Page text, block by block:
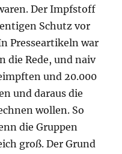
Der Impfstoff
Schutz vor
Presseartikeln war
die Rede, und naiv
und 20.000
und daraus die
wollen. So
die Gruppen
groß. Der Grund